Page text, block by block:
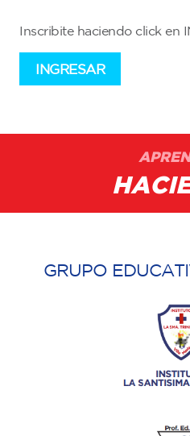
Inscribite haciendo click en
INGRESAR
GRUPO